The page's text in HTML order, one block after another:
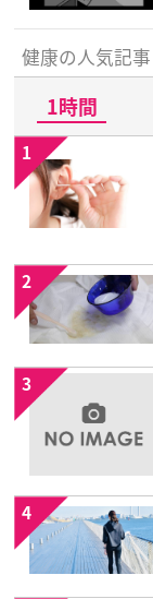
健康の人気記事
1時間
1
2
3
4